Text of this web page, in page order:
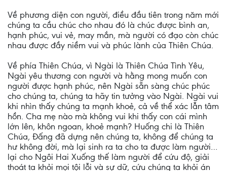
Về phương diện con người, điều đầu tiên trong năm mới
chúng ta cầu chúc cho nhau đó là chúc được bình an,
hạnh phúc, vui vẻ, may mắn, mà người có đạo còn chúc
nhau được đầy niềm vui và phúc lành của Thiên Chúa.
Về phía Thiên Chúa, vì Ngài là Thiên Chúa Tình Yêu,
Ngài yêu thương con người và hằng mong muốn con
người được hạnh phúc, nên Ngài sẵn sàng chúc phúc
cho chúng ta, chúng ta hãy tin tưởng vào Ngài. Ngài vui
khi nhìn thấy chúng ta mạnh khoẻ, cả về thể xác lẫn tâm
hồn. Cha mẹ nào mà không vui khi thấy con cái mình
lớn lên, khôn ngoan, khoẻ mạnh? Huống chi là Thiên
Chúa, Đấng đã dựng nên chúng ta, không để chúng ta
hư không đời, mà lại sinh ra ta cho ta được làm người…
lại cho Ngôi Hai Xuống thế làm người để cứu độ, giải
thoát ta khỏi mọi tội lỗi và sự dữ, cứu chúng ta khỏi án